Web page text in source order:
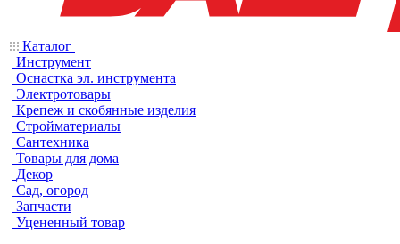
Каталог
Инструмент
Оснастка эл. инструмента
Электротовары
Крепеж и скобянные изделия
Стройматериалы
Сантехника
Товары для дома
Декор
Сад, огород
Запчасти
Уцененный товар